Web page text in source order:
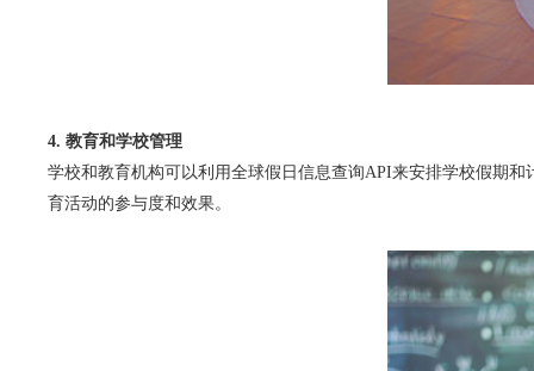
4. 教育和学校管理
学校和教育机构可以利用全球假日信息查询API来安排学校假期
育活动的参与度和效果。